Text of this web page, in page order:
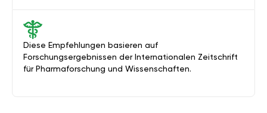
Diese Empfehlungen basieren auf
Forschungsergebnissen der Internationalen Zeitschrift
für Pharmaforschung und Wissenschaften.